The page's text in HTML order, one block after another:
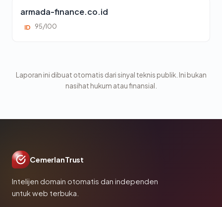
armada-finance.co.id
ID 95/100
Laporan ini dibuat otomatis dari sinyal teknis publik. Ini bukan
nasihat hukum atau finansial.
CemerlanTrust
Intelijen domain otomatis dan independen
untuk web terbuka.